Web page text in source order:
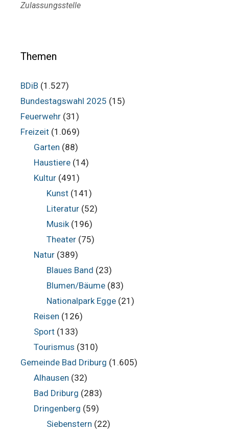
Zulassungsstelle
Themen
BDiB (1.527)
Bundestagswahl 2025 (15)
Feuerwehr (31)
Freizeit (1.069)
Garten (88)
Haustiere(14)
Kultur(491)
Kunst (141)
Literatur (52)
Musik(196)
Theater (75)
Natur(389)
Blaues Band (23)
Blumen/Bäume (83)
Nationalpark Egge (21)
Reisen (126)
Sport(133)
Tourismus (310)
Gemeinde Bad Driburg (1.605)
Alhausen (32)
Bad Driburg (283)
Dringenberg (59)
Siebenstern (22)